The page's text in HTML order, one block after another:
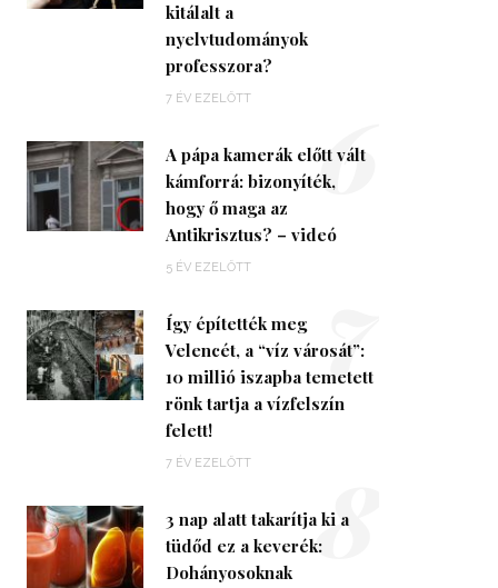
kitálalt a
nyelvtudományok
professzora?
7 ÉV EZELŐTT
A pápa kamerák előtt vált
kámforrá: bizonyíték,
hogy ő maga az
Antikrisztus? – videó
5 ÉV EZELŐTT
6
Így építették meg
Velencét, a “víz városát”:
10 millió iszapba temetett
rönk tartja a vízfelszín
felett!
7 ÉV EZELŐTT
7
3 nap alatt takarítja ki a
tüdőd ez a keverék:
Dohányosoknak
8